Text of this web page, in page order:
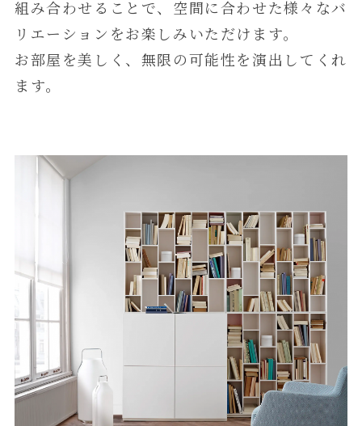
組み合わせることで、空間に合わせた様々なバ
リエーションをお楽しみいただけます。
お部屋を美しく、無限の可能性を演出してくれ
ます。